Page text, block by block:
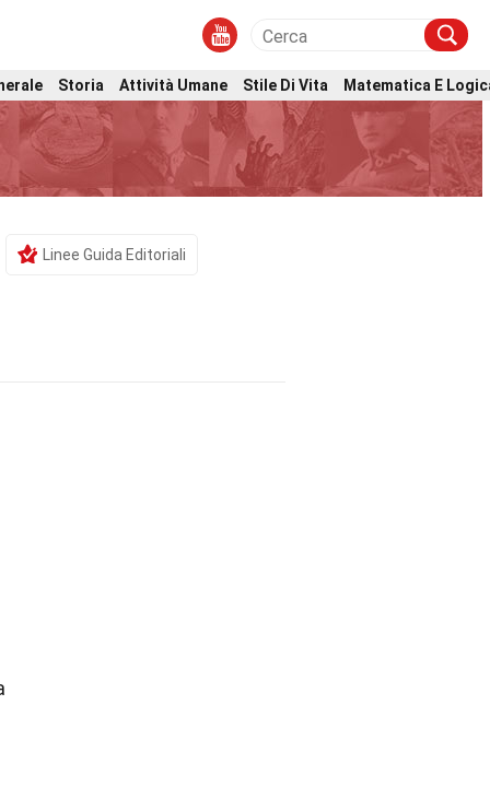
Storia Attività Umane Stile Di Vita Matematica E
Linee Guida Editoriali